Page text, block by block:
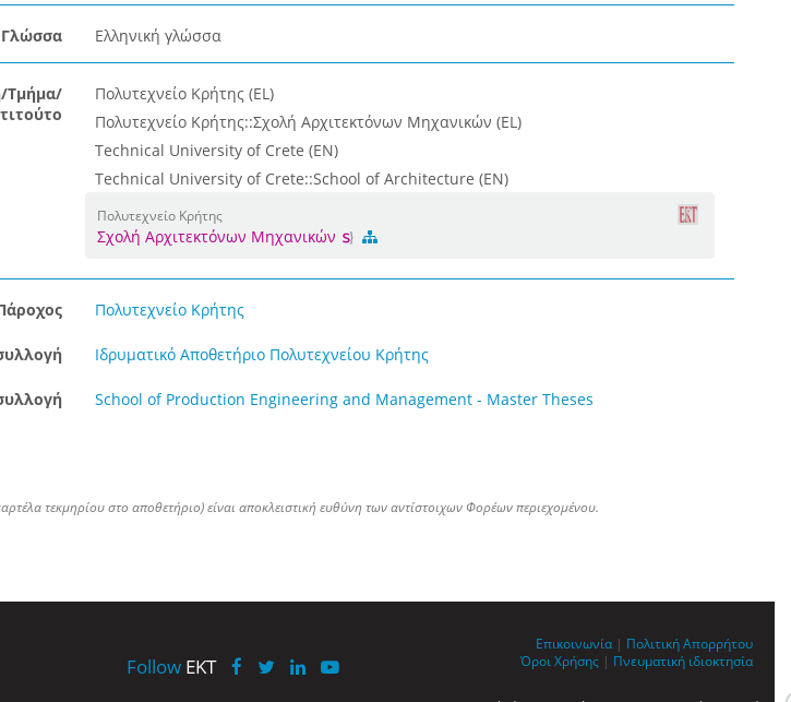
Γλώσσα Ελληνική γλώσσα
Τμήμα/
Πολυτεχνείο Κρήτης (EL)
Πολυτεχνείο Κρήτης::Σχολή Αρχιτεκτόνων Μηχανικών (EL)
Technical University of Crete (EN)
Technical University of Crete::School of Architecture (EN)
Πολυτεχνείο Κρήτης
Σχολή Αρχιτεκτόνων Μηχανικών
Πολυτεχνείο Κρήτης
Ιδρυματικό Αποθετήριο Πολυτεχνείου Κρήτης
School of Production Engineering and Management - Master Theses
τεκμηρίου στο αποθετήριο) είναι αποκλειστική ευθύνη των αντίστοιχων Φορέων περιεχομένου.
Follow EKT
Επικοινωνία | Πολιτική Απορρήτου
Όροι Χρήσης | Πνευματική ιδιοκτησία